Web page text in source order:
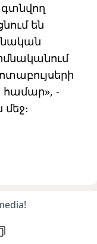
գտնվող
են
համար», -